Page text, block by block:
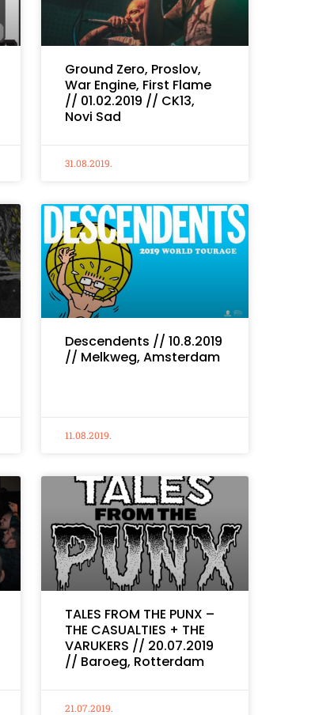
Ground Zero, Proslov,
War Engine, First Flame
// 01.02.2019 // CK13,
Novi Sad
31.08.2019.
Descendents // 10.8.2019
// Melkweg, Amsterdam
11.08.2019.
TALES FROM THE PUNX –
THE CASUALTIES + THE
VARUKERS // 20.07.2019
// Baroeg, Rotterdam
21.07.2019.